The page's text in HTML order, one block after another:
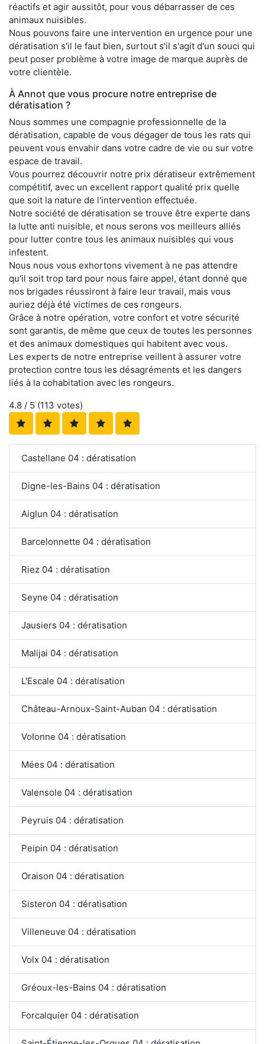
réactifs et agir aussitôt, pour vous débarrasser de ces
animaux nuisibles.
Nous pouvons faire une intervention en urgence pour une
dératisation s'il le faut bien, surtout s'il s'agit d'un souci qui
peut poser problème à votre image de marque auprès de
votre clientèle.
À Annot que vous procure notre entreprise de
dératisation ?
Nous sommes une compagnie professionnelle de la
dératisation, capable de vous dégager de tous les rats qui
peuvent vous envahir dans votre cadre de vie ou sur votre
espace de travail.
Vous pourrez découvrir notre prix dératiseur extrêmement
compétitif, avec un excellent rapport qualité prix quelle
que soit la nature de l'intervention effectuée.
Notre société de dératisation se trouve être experte dans
la lutte anti nuisible, et nous serons vos meilleurs alliés
pour lutter contre tous les animaux nuisibles qui vous
infestent.
Nous nous vous exhortons vivement à ne pas attendre
qu'il soit trop tard pour nous faire appel, étant donné que
nos brigades réussiront à faire leur travail, mais vous
auriez déjà été victimes de ces rongeurs.
Grâce à notre opération, votre confort et votre sécurité
sont garantis, de même que ceux de toutes les personnes
et des animaux domestiques qui habitent avec vous.
Les experts de notre entreprise veillent à assurer votre
protection contre tous les désagréments et les dangers
liés à la cohabitation avec les rongeurs.
4.8 / 5 (113 votes)
Castellane 04 : dératisation
Digne-les-Bains 04 : dératisation
Aiglun 04 : dératisation
Barcelonnette 04 : dératisation
Riez 04 : dératisation
Seyne 04 : dératisation
Jausiers 04 : dératisation
Malijai 04 : dératisation
L'Escale 04 : dératisation
Château-Arnoux-Saint-Auban 04 : dératisation
Volonne 04 : dératisation
Mées 04 : dératisation
Valensole 04 : dératisation
Peyruis 04 : dératisation
Peipin 04 : dératisation
Oraison 04 : dératisation
Sisteron 04 : dératisation
Villeneuve 04 : dératisation
Volx 04 : dératisation
Gréoux-les-Bains 04 : dératisation
Forcalquier 04 : dératisation